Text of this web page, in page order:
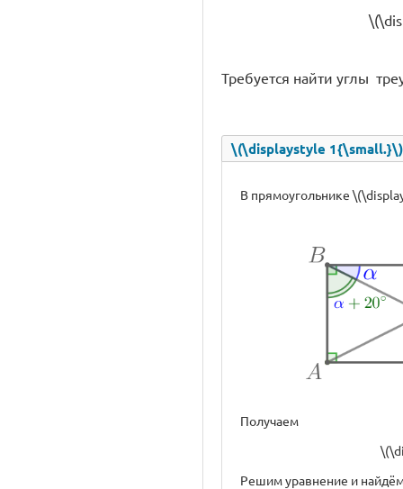
Требуется найти углы
\(\displaystyle
В прямоугольнике
Получаем
Решим уравнение и